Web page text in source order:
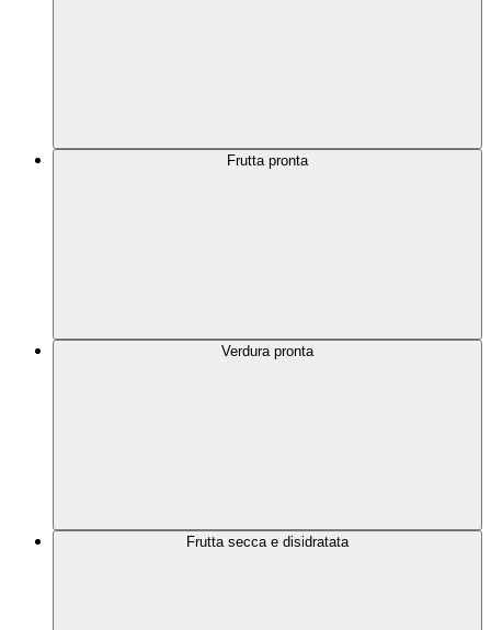
Frutta pronta
Verdura pronta
Frutta secca e disidratata